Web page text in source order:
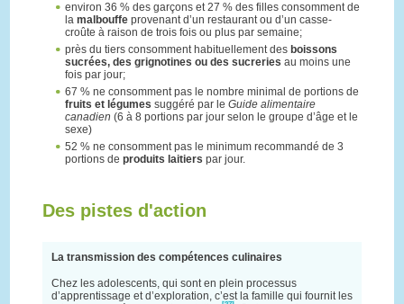
environ 36 % des garçons et 27 % des filles consomment de
la malbouffeprovenant d’un restaurant ou d’un casse-
croûte à raison de trois fois ou plus par semaine;
près du tiers consomment habituellement des boissons
sucrées, des grignotines ou des sucreries au moins une
fois par jour;
67 % ne consomment pas le nombre minimal de portions de
fruits et légumes suggéré par le Guide alimentaire
canadien (6 à 8 portions par jour selon le groupe d’âge et le
sexe)
52 % ne consomment pas le minimum recommandé de 3
portions de produits laitiers par jour.
Des pistes d'action
La transmission des compétences culinaires
Chez les adolescents, qui sont en plein processus
d’apprentissage et d’exploration, c’est la famille qui fournit les